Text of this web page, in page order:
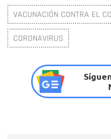
VACUNACIÓN CONTRA EL
CORONAVIRUS